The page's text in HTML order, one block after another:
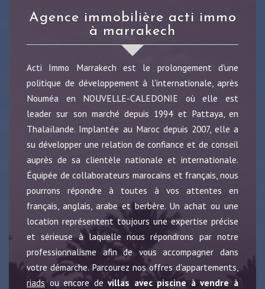
agence immobilière acti immo
à marrakech
Acti Immo Marrakech est le prolongement d'une
politique de développement à l'internationale, après
Nouméa en NOUVELLE-CALEDONIE où elle est
leader sur son marché depuis 1994 et Pattaya, en
Thalaïlande. Implantée au Maroc depuis 2007, elle a
su développer une relation de confiance et de conseil
auprès de sa clientèle nationale et internationale.
Équipée de collaborateurs marocains et français, nous
pourrons répondre à toutes à vos attentes en
français, anglais, arabe et berbère. Un achat ou une
location représentent toujours une expertise précise
et sérieuse à laquelle nous répondrons par notre
professionnalisme afin de vous accompagner dans
votre démarche. Parcourez nos offres d'appartements,
riads ou encore devillas avec piscine à vendre à